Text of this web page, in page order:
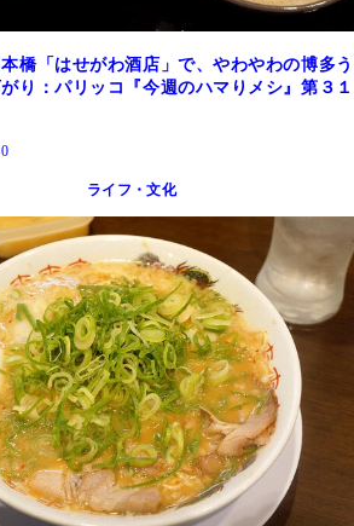
本橋「はせがわ酒店」で、やわやわの博多う
り：パリッコ『今週のハマりメシ』第３１
ライフ・文化